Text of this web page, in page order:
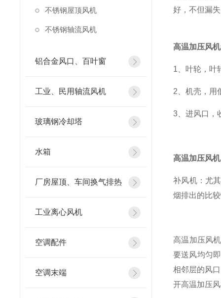
不锈钢屋顶风机
不锈钢轴流风机
铝合金风口、百叶窗
工业、民用轴流风机
玻璃钢冷却塔
水箱
厂房屋顶、车间换气排热
工业离心风机
空调配件
空调末端
好，不但漏
高温加压风机
1、叶轮，叶
2、机壳，用
3、进风口，
高温加压风机
补风机：尤
烟排出的比
高温加压风
要送风均匀
相邻层的风
开高温加压